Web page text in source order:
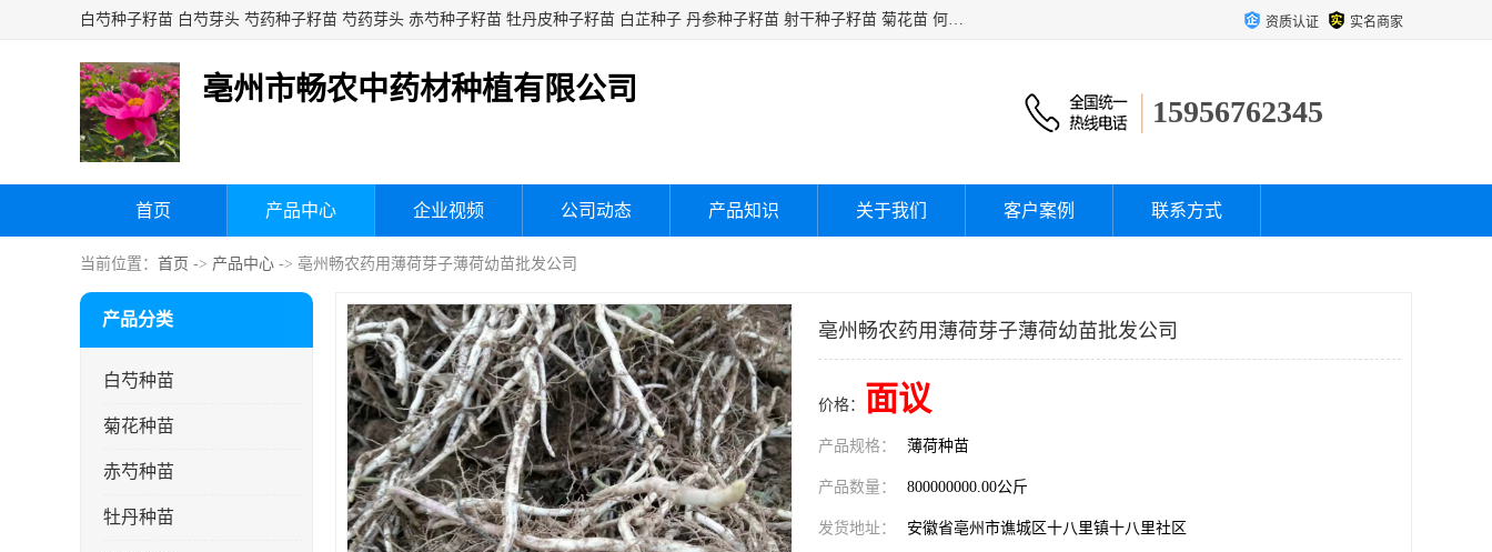
白芍种子籽苗 白芍芽头 芍药种子籽苗 芍药芽头 赤芍种子籽苗 牡丹皮种子籽苗 白芷种子 丹参种子籽苗 射干种子籽苗 菊花苗 何乌苗 蒲公英种子 桔梗种子籽苗 生地黄芽苗 玄参芽苗 元参芽苗 黑参芽苗 紫苑芽 紫菀苗 板蓝根种子 板兰根籽 大青叶种子 大青根种苗 防风种子 夏枯草种子 夏枯球籽 知母种子籽苗 白术种子 白术籽苗 薄荷种子籽苗 红花种子籽油 资质认证 实名商家
亳州市畅农中药材种植有限公司
15956762345
首页 产品中心 企业视频 公司动态 产品知识 关于我们 客户案例 联系方式
当前位置： 首页 -> 产品中心 -> 亳州畅农药用薄荷芽子薄荷幼苗批发公司
产品分类
白芍种苗
菊花种苗
赤芍种苗
牡丹种苗
亳州畅农药用薄荷芽子薄荷幼苗批发公司
价格： 面议
产品规格： 薄荷种苗
产品数量： 800000000.00公斤
发货地址： 安徽省亳州市谯城区十八里镇十八里社区